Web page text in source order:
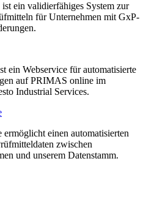
ein validierfähiges System zur
für Unternehmen mit GxP-
ein Webservice für automatisierte
auf PRIMAS online im
Industrial Services.
einen automatisierten
zwischen
und unserem Datenstamm.